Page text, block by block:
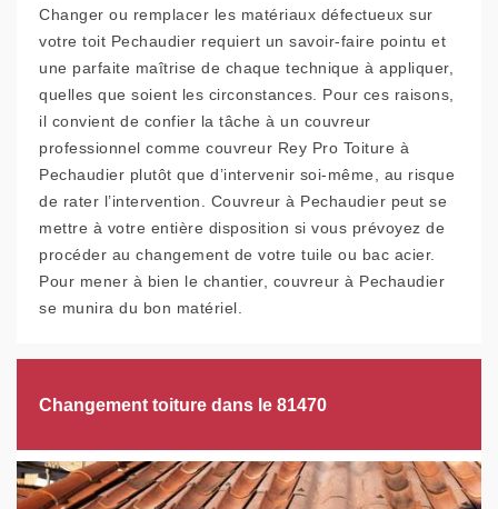
Changer ou remplacer les matériaux défectueux sur
votre toit Pechaudier requiert un savoir-faire pointu et
une parfaite maîtrise de chaque technique à appliquer,
quelles que soient les circonstances. Pour ces raisons,
il convient de confier la tâche à un couvreur
professionnel comme couvreur Rey Pro Toiture à
Pechaudier plutôt que d’intervenir soi-même, au risque
de rater l’intervention. Couvreur à Pechaudier peut se
mettre à votre entière disposition si vous prévoyez de
procéder au changement de votre tuile ou bac acier.
Pour mener à bien le chantier, couvreur à Pechaudier
se munira du bon matériel.
Changement toiture dans le 81470